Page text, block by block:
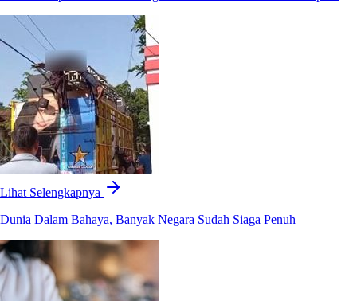
Lihat Selengkapnya
Dunia Dalam Bahaya, Banyak Negara Sudah Siaga Penuh